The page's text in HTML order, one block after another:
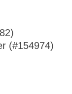
(#154974)